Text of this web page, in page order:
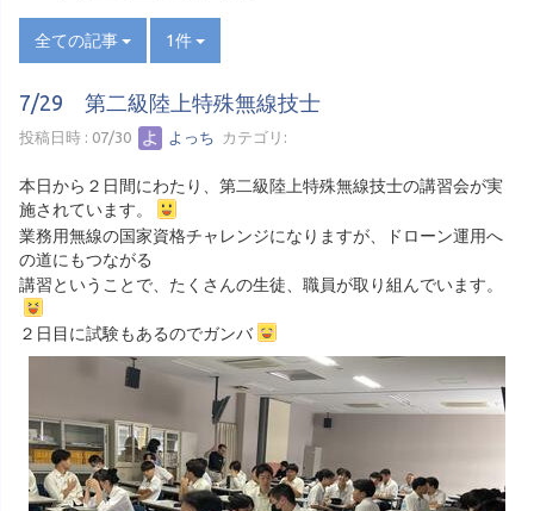
全ての記事 1件
7/29 第二級陸上特殊無線技士
投稿日時 : 07/30 よっち カテゴリ:
本日から２日間にわたり、第二級陸上特殊無線技士の講習会が実
施されています。
業務用無線の国家資格チャレンジになりますが、ドローン運用へ
の道にもつながる
講習ということで、たくさんの生徒、職員が取り組んでいます。
２日目に試験もあるのでガンバ